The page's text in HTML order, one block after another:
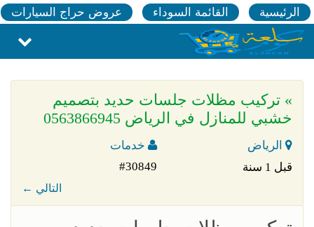
الرئيسية القائمة السوداء عروض حراج السيارات
» تركيب مظلات جلسات حديد بتصميم
خشبي للمنازل في الرياض 0563866945
الرياض
خدمات
قبل 1 سنة
#30849
← التالي